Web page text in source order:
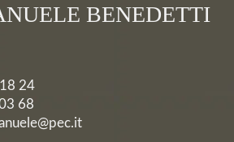
BENEDETTI
24
68